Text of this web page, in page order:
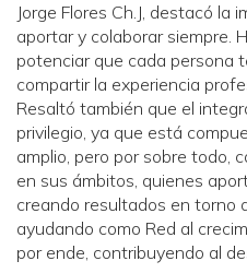
Jorge Flores Ch.J, destacó la
aportar y colaborar siempre.
potenciar que cada persona
compartir la experiencia
Resaltó también que el
privilegio, ya que está
amplio, pero por sobre todo,
en sus ámbitos, quienes
creando resultados en torno
ayudando como Red al
por ende, contribuyendo al